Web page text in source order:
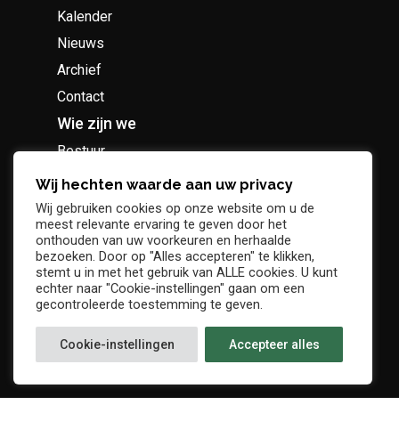
Kalender
Nieuws
Archief
Contact
Wie zijn we
Bestuur
Geschiedenis
Supportersclub
Socio Business Club
Wij hechten waarde aan uw privacy
Wij gebruiken cookies op onze website om u de
meest relevante ervaring te geven door het
onthouden van uw voorkeuren en herhaalde
bezoeken. Door op "Alles accepteren" te klikken,
stemt u in met het gebruik van ALLE cookies. U kunt
echter naar "Cookie-instellingen" gaan om een
gecontroleerde toestemming te geven.
Cookie-instellingen Accepteer alles